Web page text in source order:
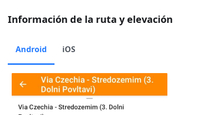
Información de la ruta y elevación
Android iOS